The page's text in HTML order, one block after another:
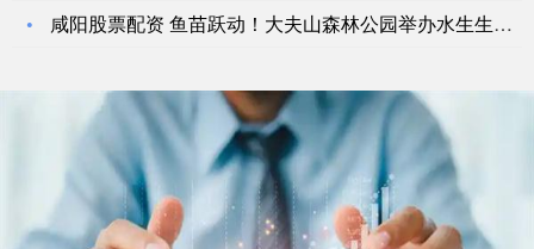
咸阳股票配资 鱼苗跃动！大夫山森林公园举办水生生物增殖放流活